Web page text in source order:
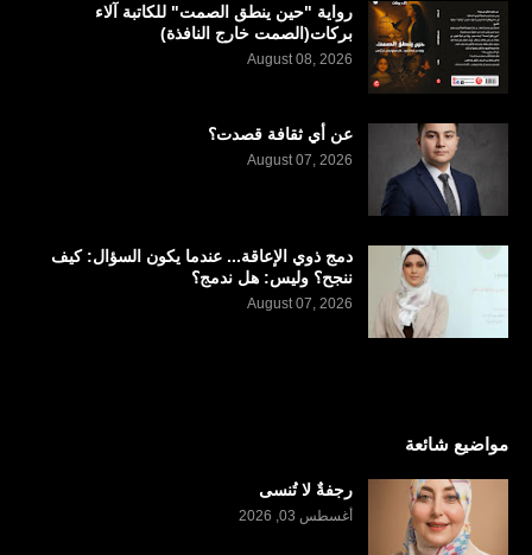
رواية "حين ينطق الصمت" للكاتبة آلاء
بركات(الصمت خارج النافذة)
August 08, 2026
عن أي ثقافة قصدت؟
August 07, 2026
دمج ذوي الإعاقة... عندما يكون السؤال: كيف
ننجح؟ وليس: هل ندمج؟
August 07, 2026
مواضيع شائعة
رجفةٌ لا تُنسى
أغسطس 03, 2026